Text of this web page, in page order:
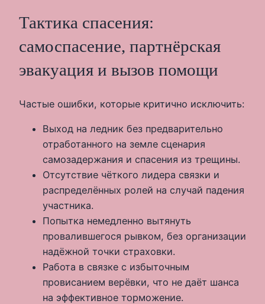
Тактика спасения:
самоспасение, партнёрская
эвакуация и вызов помощи
Частые ошибки, которые критично исключить:
Выход на ледник без предварительно
отработанного на земле сценария
самозадержания и спасения из трещины.
Отсутствие чёткого лидера связки и
распределённых ролей на случай падения
участника.
Попытка немедленно вытянуть
провалившегося рывком, без организации
надёжной точки страховки.
Работа в связке с избыточным
провисанием верёвки, что не даёт шанса
на эффективное торможение.